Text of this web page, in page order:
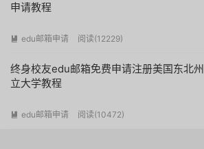
申请教程
 edu邮箱申请 阅读(12229)
终身校友edu邮箱免费申请注册美国东北州
立大学教程
 edu邮箱申请 阅读(10472)